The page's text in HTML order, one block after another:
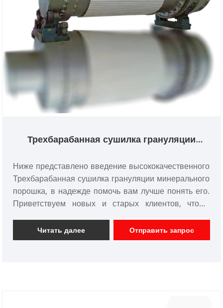
Трехбарабанная сушилка грануляции
Ниже представлено введение высококачественного
Трехбарабанная сушилка грануляции минерального
порошка, в надежде помочь вам лучше понять его.
Приветствуем новых и старых клиентов, чтобы
лучшего будущего!
Читать далее Отправить запрос